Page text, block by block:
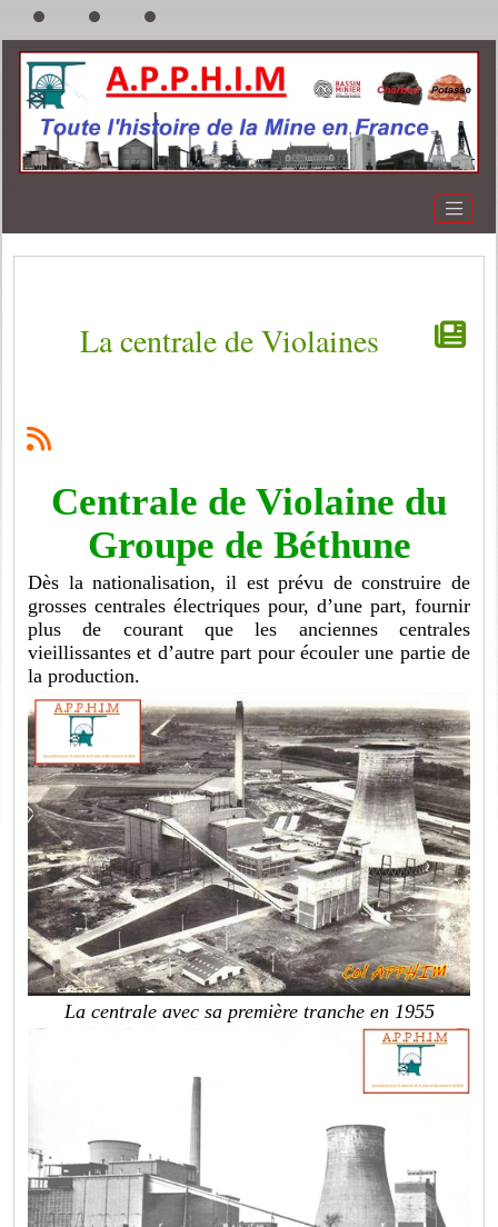
La centrale de Violaines
Centrale de Violaine du
Groupe de Béthune
Dès la nationalisation, il est prévu de construire de
grosses centrales électriques pour, d’une part, fournir
plus de courant que les anciennes centrales
vieillissantes et d’autre part pour écouler une partie de
la production.
La centrale avec sa première tranche en 1955